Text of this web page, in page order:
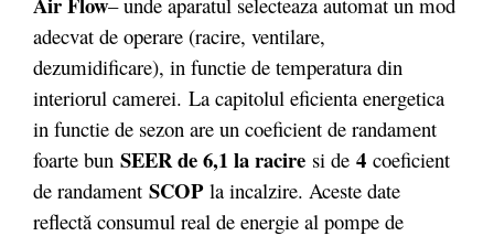
adecvat de operare (racire, ventilare,
dezumidificare), in functie de temperatura din
interiorul camerei. La capitolul eficienta energetica
in functie de sezon are un coeficient de randament
foarte bun SEER de 6,1 la racire si de 4 coeficient
de randament SCOP la incalzire. Aceste date
reflectă consumul real de energie al pompe de